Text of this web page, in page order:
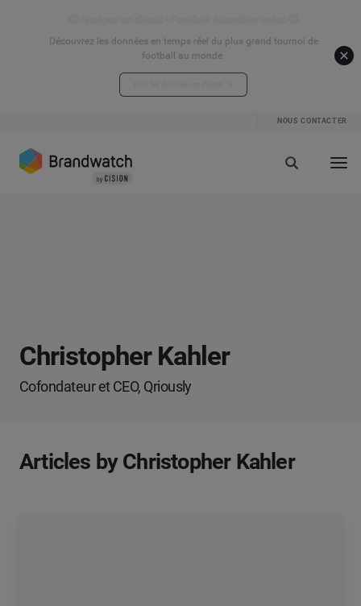
Découvrez les données en temps réel du plus grand tournoi de
football au monde.
NOUS CONTACTER
Christopher Kahler
Cofondateur et CEO, Qriously
Articles by Christopher Kahler